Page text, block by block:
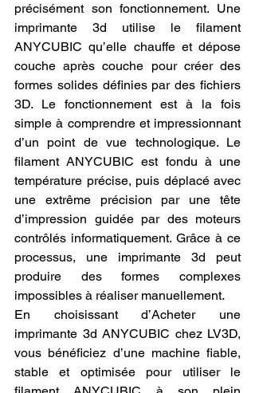
précisément son fonctionnement. Une
imprimante 3d utilise le filament
ANYCUBIC qu’elle chauffe et dépose
couche après couche pour créer des
formes solides définies par des fichiers
3D. Le fonctionnement est à la fois
simple à comprendre et impressionnant
d’un point de vue technologique. Le
filament ANYCUBIC est fondu à une
température précise, puis déplacé avec
une extrême précision par une tête
d’impression guidée par des moteurs
contrôlés informatiquement. Grâce à ce
processus, une imprimante 3d peut
produire des formes complexes
impossibles à réaliser manuellement.
En choisissant d’Acheter une
imprimante 3d ANYCUBIC chez LV3D,
vous bénéficiez d’une machine fiable,
stable et optimisée pour utiliser le